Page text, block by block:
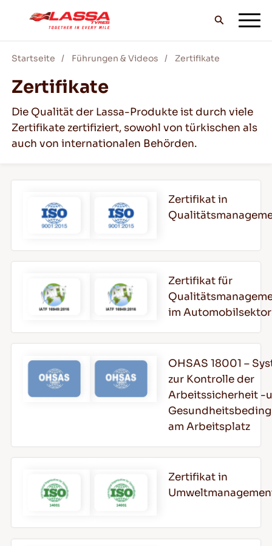
ALLE LASSA REIFEN
FINDE EINEN HANDLER
GEH MIT LASSA!
DE
Tipps für das Fahren im Schnee
Startseite Führungen & Videos Zertifikate
Zertifikate
Die Qualität der Lassa-Produkte ist durch viele
Zertifikate zertifiziert, sowohl von türkischen als
auch von internationalen Behörden.
Zertifikat in
Zertifikat für
im Automobilsektor
OHSAS 18001 –
zur Kontrolle der
Arbeitssicherheit -
am Arbeitsplatz
Zertifikat in